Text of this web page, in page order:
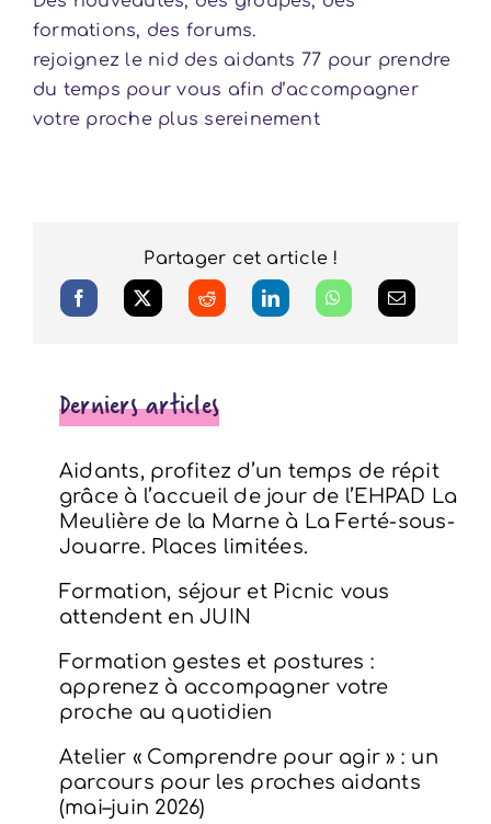
formations, des forums.
rejoignez le nid des aidants 77 pour prendre
du temps pour vous afin d’accompagner
votre proche plus sereinement
Partager cet article !
Derniers articles
Aidants, profitez d’un temps de répit
grâce à l’accueil de jour de l’EHPAD La
Meulière de la Marne à La Ferté-sous-
Jouarre. Places limitées.
Formation, séjour et Picnic vous
attendent en JUIN
Formation gestes et postures :
apprenez à accompagner votre
proche au quotidien
Atelier « Comprendre pour agir » : un
parcours pour les proches aidants
(mai–juin 2026)